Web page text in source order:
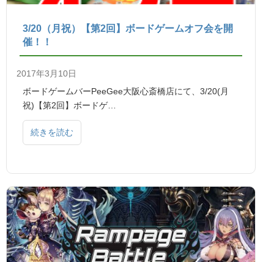
3/20（月祝）【第2回】ボードゲームオフ会を開
催！！
2017年3月10日
ボードゲームバーPeeGee大阪心斎橋店にて、3/20(月
祝)【第2回】ボードゲ…
続きを読む